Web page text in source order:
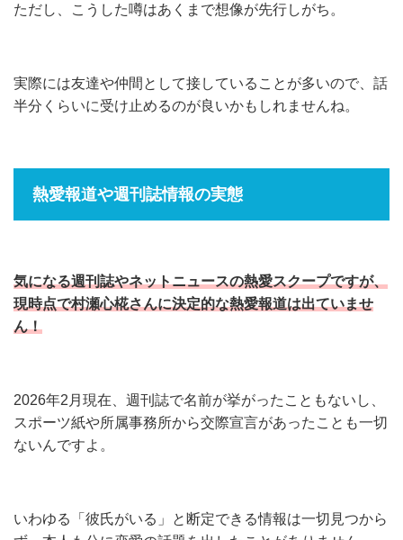
ただし、こうした噂はあくまで想像が先行しがち。
実際には友達や仲間として接していることが多いので、話
半分くらいに受け止めるのが良いかもしれませんね。
熱愛報道や週刊誌情報の実態
気になる週刊誌やネットニュースの熱愛スクープですが、
現時点で村瀬心椛さんに決定的な熱愛報道は出ていませ
ん！
2026年2月現在、週刊誌で名前が挙がったこともないし、
スポーツ紙や所属事務所から交際宣言があったことも一切
ないんですよ。
いわゆる「彼氏がいる」と断定できる情報は一切見つから